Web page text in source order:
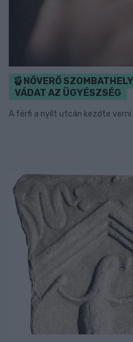
NŐVERŐ
VÁDAT AZ ÜGYÉSZSÉG
A férfi a nyílt utcán kezdte